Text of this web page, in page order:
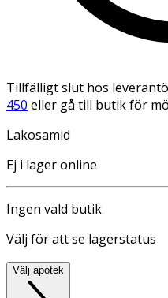
Tillfälligt slut hos
450 eller gå till butik för
Lakosamid
Ej i lager online
Ingen vald butik
Välj för att se lagerstatus
Välj apotek